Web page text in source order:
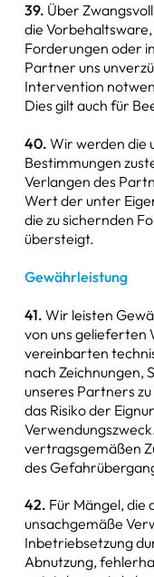
39. Über
die
Forderungen oder
Partner uns
Intervention
Dies gilt auch für
40. Wir werden die
Bestimmungen
Verlangen des
Wert der unter
die zu sichernden
übersteigt.
Gewährleistung
41. Wir leisten
von uns gelieferten
vereinbarten
nach Zeichnungen,
unseres Partners
das Risiko der
vertragsgemäßen
des
42. Für Mängel, die
unsachgemäße
Inbetriebsetzung
Abnutzung,